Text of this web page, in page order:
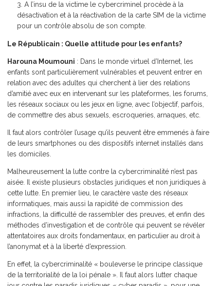
A l’insu de la victime le cybercriminel procède à la
désactivation et à la réactivation de la carte SIM de la victime
pour un contrôle absolu de son compte.
Le Républicain : Quelle attitude pour les enfants?
Harouna Moumouni : Dans le monde virtuel d’Internet, les
enfants sont particulièrement vulnérables et peuvent entrer en
relation avec des adultes qui cherchent à lier des relations
d’amitié avec eux en intervenant sur les plateformes, les forums,
les réseaux sociaux ou les jeux en ligne, avec l’objectif, parfois,
de commettre des abus sexuels, escroqueries, arnaques, etc.
Il faut alors contrôler l’usage qu’ils peuvent être emmenés à faire
de leurs smartphones ou des dispositifs internet installés dans
les domiciles.
Malheureusement la lutte contre la cybercriminalité n’est pas
aisée. Il existe plusieurs obstacles juridiques et non juridiques à
cette lutte. En premier lieu, le caractère vaste des réseaux
informatiques, mais aussi la rapidité de commission des
infractions, la difficulté de rassembler des preuves, et enfin des
méthodes d’investigation et de contrôle qui peuvent se révéler
attentatoires aux droits fondamentaux, en particulier au droit à
l’anonymat et à la liberté d’expression.
En effet, la cybercriminalité « bouleverse le principe classique
de la territorialité de la loi pénale ». Il faut alors lutter chaque